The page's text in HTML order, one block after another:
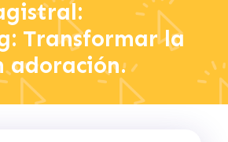
Transformar la
adoración.